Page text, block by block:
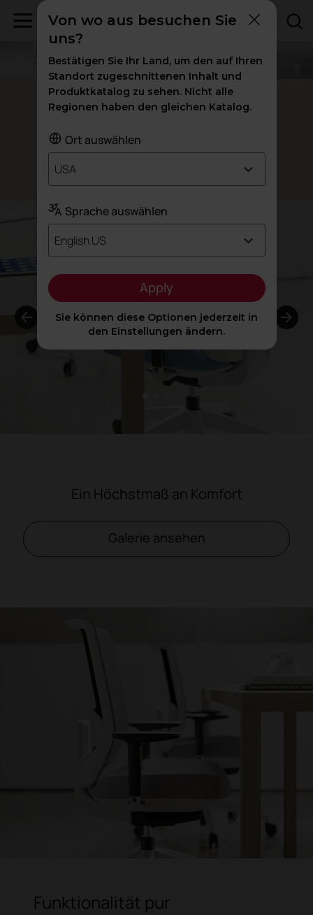
Trim
Echtergonomisch
Ein Höchstmaß an Komfort
Galerie ansehen
Funktionalität pur
Von wo aus besuchen Sie
uns?
Bestätigen Sie Ihr Land, um den auf Ihren
Standort zugeschnittenen Inhalt und
Produktkatalog zu sehen. Nicht alle
Regionen haben den gleichen Katalog.
Ort auswählen
USA
Sprache auswählen
English US
Apply
Sie können diese Optionen jederzeit in
den Einstellungen ändern.